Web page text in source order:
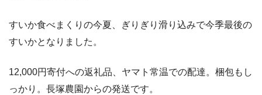
すいか食べまくりの今夏、ぎりぎり滑り込みで今季最後の
すいかとなりました。
12,000円寄付への返礼品、ヤマト常温での配達。梱包もし
っかり。長塚農園からの発送です。